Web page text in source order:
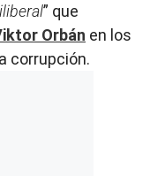
” que
Orbán en los
corrupción.